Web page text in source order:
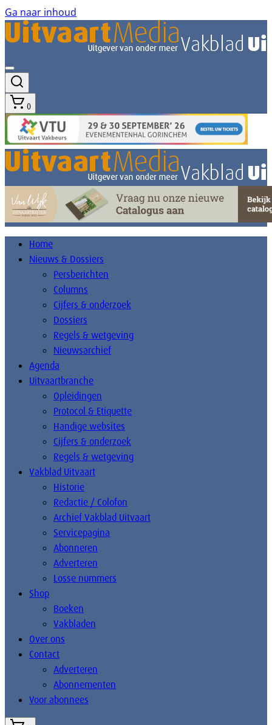
Ga naar inhoud
0
Home
Nieuws & Dossiers
Persberichten
Columns
Cijfers & onderzoek
Dossiers
Regels & wetgeving
Nieuwsarchief
Agenda
Uitvaartbranche
Opleidingen
Protocol & Etiquette
Handige websites
Cijfers & onderzoek
Regels & wetgeving
Vakblad Uitvaart
Historie
Redactie / Colofon
Archief Vakblad Uitvaart
Servicepagina
Abonneren
Adverteren
Losse nummers
Shop
Boeken
Vakbladen
Over ons
Contact
Adverteren
Abonnementen
Voor abonnees